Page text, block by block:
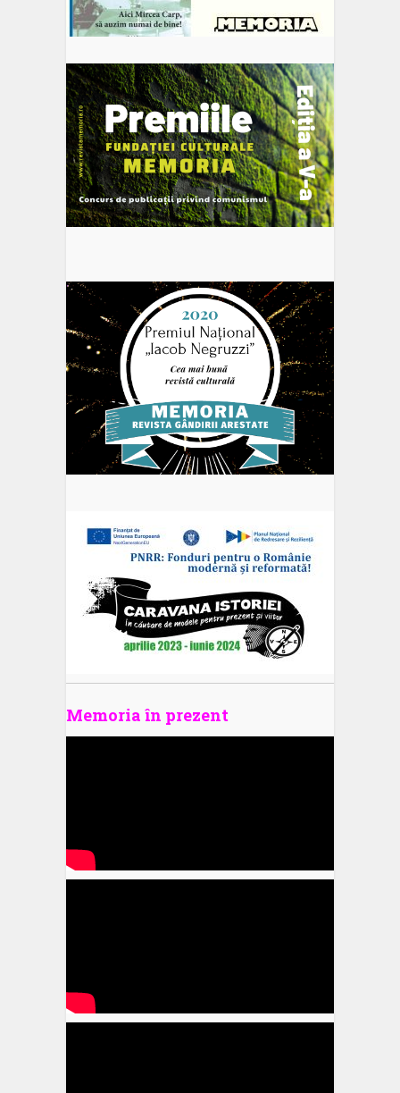
Memoria în prezent